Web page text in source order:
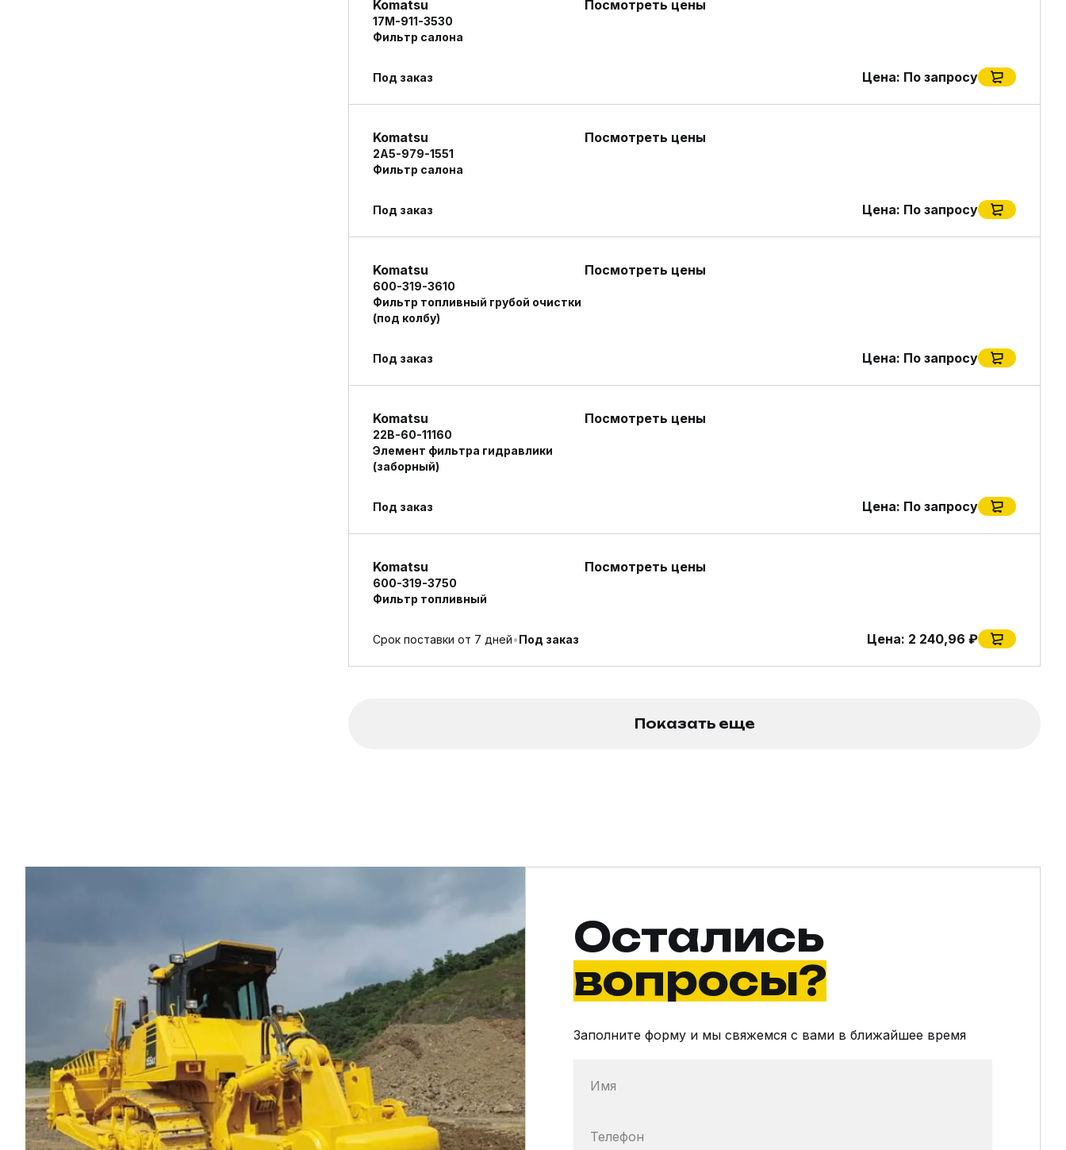
Komatsu
17M-911-3530
Фильтр салона
Посмотреть цены
Под заказ Цена: По запросу
Komatsu
2A5-979-1551
Фильтр салона
Посмотреть цены
Под заказ Цена: По запросу
Komatsu
600-319-3610
Фильтр топливный грубой очистки
(под колбу)
Посмотреть цены
Под заказ Цена: По запросу
Komatsu
22B-60-11160
Элемент фильтра гидравлики
(заборный)
Посмотреть цены
Под заказ Цена: По запросу
Komatsu
600-319-3750
Фильтр топливный
Посмотреть цены
Срок поставки от 7 дней•Под заказ Цена: 2 240,96 ₽
Показать еще
Остались
вопросы?
Заполните форму и мы свяжемся с вами в ближайшее время
Имя
Телефон